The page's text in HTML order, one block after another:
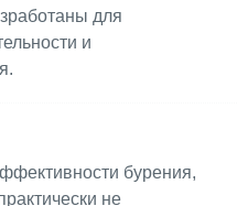
для
и
бурения,
не